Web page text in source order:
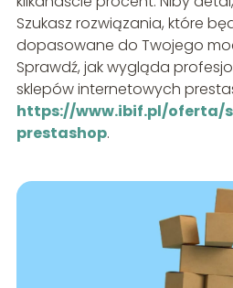
Szukasz rozwiązania, które
dopasowane do Twojego
Sprawdź, jak wygląda
sklepów internetowych
https://www.ibif.pl/oferta/
prestashop.